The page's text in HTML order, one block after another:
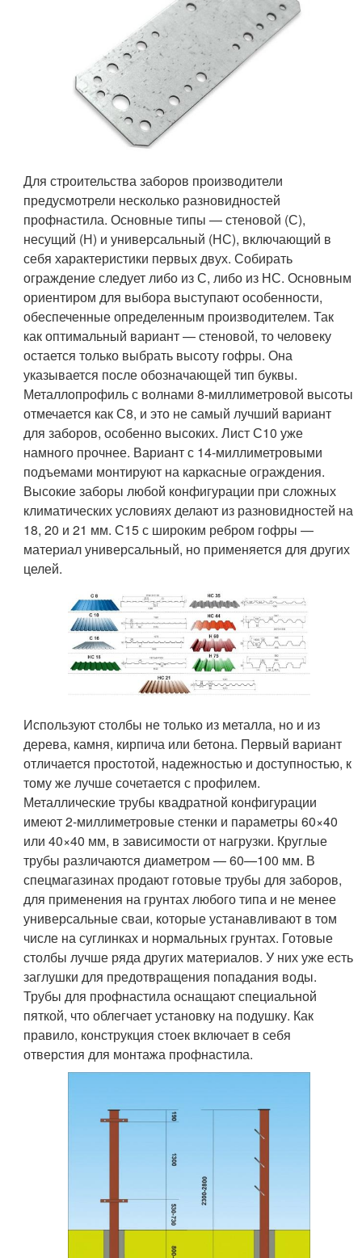
Для строительства заборов производители
предусмотрели несколько разновидностей
профнастила. Основные типы — стеновой (С),
несущий (Н) и универсальный (НС), включающий в
себя характеристики первых двух. Собирать
ограждение следует либо из С, либо из НС. Основным
ориентиром для выбора выступают особенности,
обеспеченные определенным производителем. Так
как оптимальный вариант — стеновой, то человеку
остается только выбрать высоту гофры. Она
указывается после обозначающей тип буквы.
Металлопрофиль с волнами 8-миллиметровой высоты
отмечается как С8, и это не самый лучший вариант
для заборов, особенно высоких. Лист С10 уже
намного прочнее. Вариант с 14-миллиметровыми
подъемами монтируют на каркасные ограждения.
Высокие заборы любой конфигурации при сложных
климатических условиях делают из разновидностей на
18, 20 и 21 мм. С15 с широким ребром гофры —
материал универсальный, но применяется для других
целей.
Используют столбы не только из металла, но и из
дерева, камня, кирпича или бетона. Первый вариант
отличается простотой, надежностью и доступностью, к
тому же лучше сочетается с профилем.
Металлические трубы квадратной конфигурации
имеют 2-миллиметровые стенки и параметры 60×40
или 40×40 мм, в зависимости от нагрузки. Круглые
трубы различаются диаметром — 60—100 мм. В
спецмагазинах продают готовые трубы для заборов,
для применения на грунтах любого типа и не менее
универсальные сваи, которые устанавливают в том
числе на суглинках и нормальных грунтах. Готовые
столбы лучше ряда других материалов. У них уже есть
заглушки для предотвращения попадания воды.
Трубы для профнастила оснащают специальной
пяткой, что облегчает установку на подушку. Как
правило, конструкция стоек включает в себя
отверстия для монтажа профнастила.